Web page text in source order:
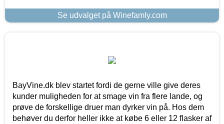
Se udvalget på Winefamly.com
BayVine.dk blev startet fordi de gerne ville give deres
kunder muligheden for at smage vin fra flere lande, og
prøve de forskellige druer man dyrker vin på. Hos dem
behøver du derfor heller ikke at købe 6 eller 12 flasker af